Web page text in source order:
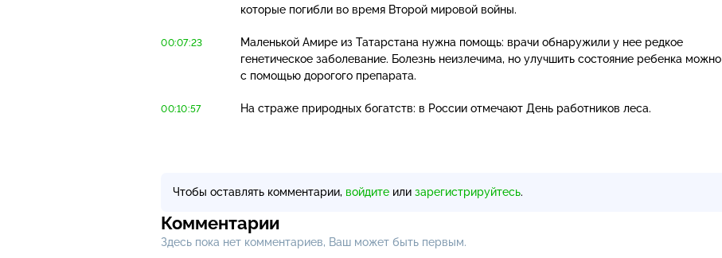
которые погибли во время Второй мировой войны.
00:07:23
Маленькой Амире из Татарстана нужна помощь: врачи обнаружили у нее редкое
генетическое заболевание. Болезнь неизлечима, но улучшить состояние ребенка можно
с помощью дорогого препарата.
00:10:57 На страже природных богатств: в России отмечают День работников леса.
Чтобы оставлять комментарии, войдите или зарегистрируйтесь.
Комментарии
Здесь пока нет комментариев, Ваш может быть первым.